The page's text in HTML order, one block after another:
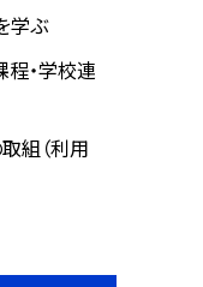
学ぶ
・学校連
組（利用